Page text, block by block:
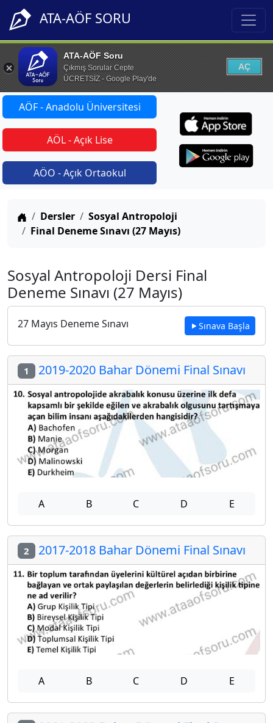
ATA-AÖF SORU
ATA-AÖF Soru
Çıkmış Sorular Cepte
ÜCRETSİZ - Google Play'de
AÇ
AÖF - Anadolu Üniversitesi
AÖL - Açık Lise
AÖO - Açık Ortaokul
Anasayfa
Dersler
Sosyal Antropoloji
Final Deneme Sınavı (27 Mayıs)
Sosyal Antropoloji Dersi Final
Deneme Sınavı (27 Mayıs)
27 Mayıs Deneme Sınavı Sınava Başla
1 2019-2020 Bahar Dönemi Final Sınavı
A B C D E
2 2017-2018 Bahar Dönemi Final Sınavı
A B C D E